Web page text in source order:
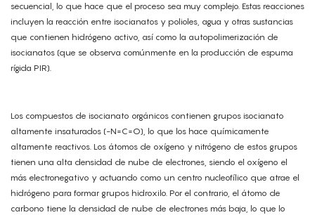
secuencial, lo que hace que el proceso sea muy complejo. Estas reacciones
incluyen la reacción entre isocianatos y polioles, agua y otras sustancias
que contienen hidrógeno activo, así como la autopolimerización de
isocianatos (que se observa comúnmente en la producción de espuma
rígida PIR).
Los compuestos de isocianato orgánicos contienen grupos isocianato
altamente insaturados (-N=C=O), lo que los hace químicamente
altamente reactivos. Los átomos de oxígeno y nitrógeno de estos grupos
tienen una alta densidad de nube de electrones, siendo el oxígeno el
más electronegativo y actuando como un centro nucleofílico que atrae el
hidrógeno para formar grupos hidroxilo. Por el contrario, el átomo de
carbono tiene la densidad de nube de electrones más baja, lo que lo